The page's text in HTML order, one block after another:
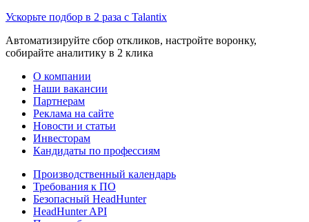
Ускорьте подбор в 2 раза с Talantix
Автоматизируйте сбор откликов, настройте воронку,
собирайте аналитику в 2 клика
О компании
Наши вакансии
Партнерам
Реклама на сайте
Новости и статьи
Инвесторам
Кандидаты по профессиям
Производственный календарь
Требования к ПО
Безопасный HeadHunter
HeadHunter API